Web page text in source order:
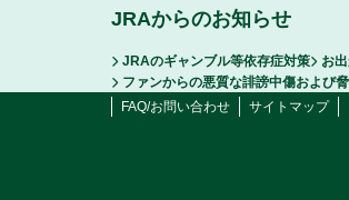
JRAからのお知らせ
JRAのギャンブル等依存症対策
お
ファンからの悪質な誹謗中傷および
FAQ/お問い合わせ
サイトマップ